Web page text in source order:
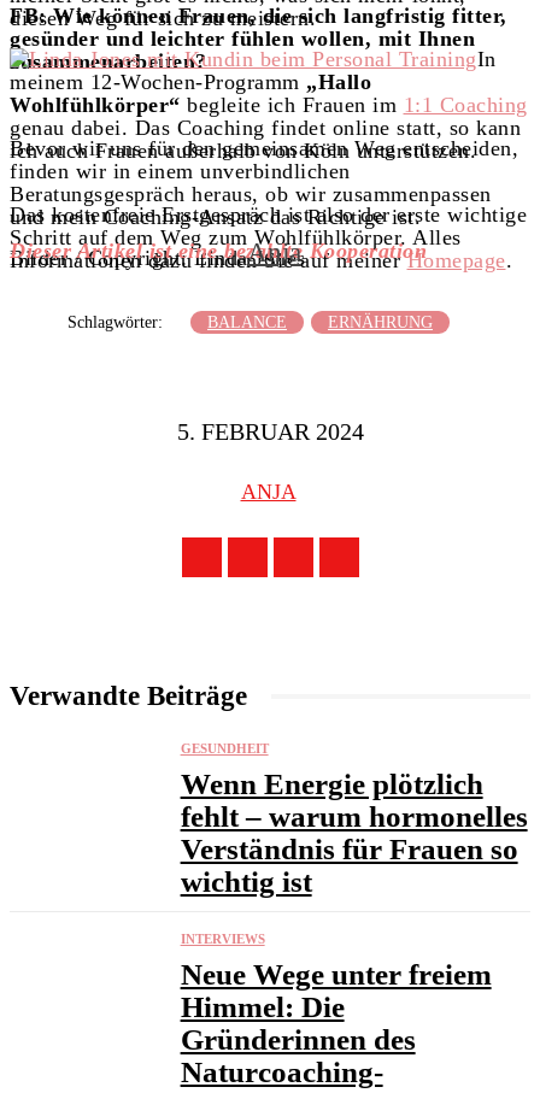
diesen Weg für sich zu meistern.
FB: Wie können Frauen, die sich langfristig fitter,
gesünder und leichter fühlen wollen, mit Ihnen
zusammenarbeiten?
In
meinem 12-Wochen-Programm „Hallo
Wohlfühlkörper“ begleite ich Frauen im 1:1 Coaching
genau dabei. Das Coaching findet online statt, so kann
ich auch Frauen außerhalb von Köln unterstützen.
Bevor wir uns für den gemeinsamen Weg entscheiden,
finden wir in einem unverbindlichen
Beratungsgespräch heraus, ob wir zusammenpassen
und mein Coaching-Ansatz das Richtige ist.
Das kostenfreie Erstgespräch ist also der erste wichtige
Schritt auf dem Weg zum Wohlfühlkörper. Alles
Informationen dazu finden Sie auf meinerHomepage.
Bilder / Copyright: Linda Jones
Dieser Artikel ist eine bezahlte Kooperation
Anja
Schlagwörter: BALANCE ERNÄHRUNG
5. FEBRUAR 2024
ANJA
Verwandte Beiträge
GESUNDHEIT
Wenn Energie plötzlich
fehlt – warum hormonelles
Verständnis für Frauen so
wichtig ist
INTERVIEWS
Neue Wege unter freiem
Himmel: Die
Gründerinnen des
Naturcoaching-